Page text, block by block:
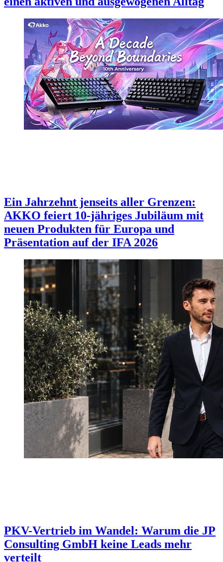
Ein Jahrzehnt jenseits aller Grenzen:
AKKO feiert 10-jähriges Jubiläum mit
neuen Produkten für Europa und
Präsentation auf der IFA 2026
PKV-Vertrieb im Wandel: Warum die JP
Consulting GmbH keine Leads mehr
verteilt